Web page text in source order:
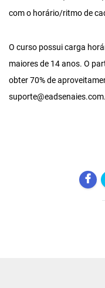
com o horário/ritmo de
O curso possui carga
maiores de 14 anos. O
obter 70% de